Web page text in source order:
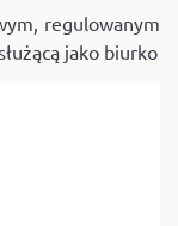
regulowanym
jako biurko